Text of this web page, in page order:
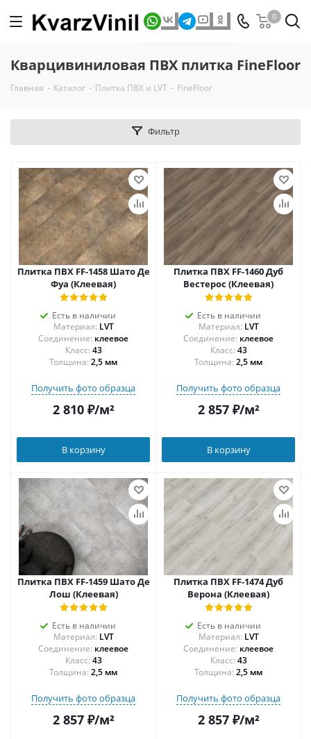
0
Кварцивиниловая ПВХ плитка FineFloor
Главная - Каталог - Плитка ПВХ и LVT - FineFloor
Фильтр
Плитка ПВХ FF-1458 Шато Де
Фуа (Клеевая)
Есть в наличии
Материал: LVT
Соединение: клеевое
43
Толщина: 2,5 мм
Получить фото образца
2 810₽/м²
В корзину
Плитка ПВХ FF-1460 Дуб
Вестерос (Клеевая)
Есть в наличии
Материал: LVT
Соединение: клеевое
43
Толщина: 2,5 мм
Получить фото образца
2 857₽/м²
В корзину
Плитка ПВХ FF-1459 Шато Де
Лош (Клеевая)
Есть в наличии
Материал: LVT
Соединение: клеевое
43
Толщина: 2,5 мм
Получить фото образца
2 857₽/м²
Плитка ПВХ FF-1474 Дуб
Верона (Клеевая)
Есть в наличии
Материал: LVT
Соединение: клеевое
43
Толщина: 2,5 мм
Получить фото образца
2 857₽/м²